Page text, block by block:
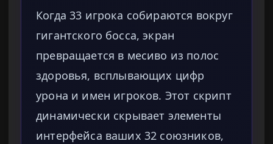
Когда 33 игрока собираются вокруг
гигантского босса, экран
превращается в месиво из полос
здоровья, всплывающих цифр
урона и имен игроков. Этот скрипт
динамически скрывает элементы
интерфейса ваших 32 союзников,